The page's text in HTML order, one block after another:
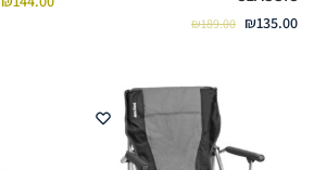
₪189.00 ₪135.00